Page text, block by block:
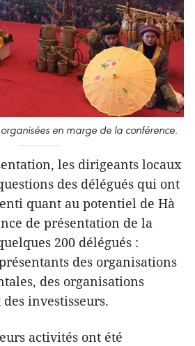
organisées en marge de la conférence.
les dirigeants locaux
des délégués qui ont
quant au potentiel de Hà
de présentation de la
200 délégués :
des organisations
des organisations
investisseurs.
activités ont été